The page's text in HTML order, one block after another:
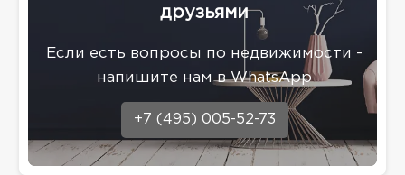
друзьями
Eсли есть вопросы по недвижимости -
напишите нам в WhatsApp
+7 (495) 005-52-73